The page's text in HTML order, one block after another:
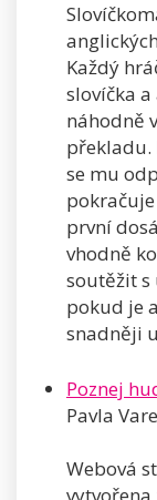
Každý
slovíčka
náhodně
překladu.
se mu
první
vhodně
soutěžit s
pokud je
snadněji
Poznej
Pavla
Webová